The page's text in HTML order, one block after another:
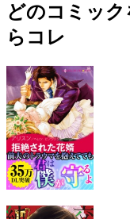
どのコミッ
らコレ